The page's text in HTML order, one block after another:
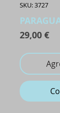
SKU: 3727
29,00 €